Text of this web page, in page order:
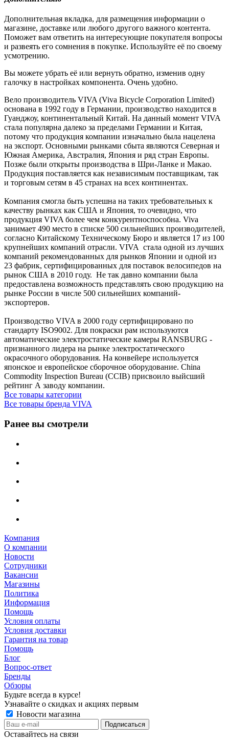
Дополнительная вкладка, для размещения информации о
магазине, доставке или любого другого важного контента.
Поможет вам ответить на интересующие покупателя вопросы
и развеять его сомнения в покупке. Используйте её по своему
усмотрению.
Вы можете убрать её или вернуть обратно, изменив одну
галочку в настройках компонента. Очень удобно.
Вело производитель VIVA (Viva Bicycle Corporation Limited)
основана в 1992 году в Германии, производство находится в
Гуанджоу, континентальный Китай. На данный момент VIVA
стала популярна далеко за пределами Германии и Китая,
потому что продукция компании изначально была нацелена
на экспорт. Основными рынками сбыта являются Северная и
Южная Америка, Австралия, Япония и ряд стран Европы.
Позже были открыты производства в Шри-Ланке и Макао.
Продукция поставляется как независимым поставщикам, так
и торговым сетям в 45 странах на всех континентах.
Компания смогла быть успешна на таких требовательных к
качеству рынках как США и Япония, то очевидно, что
продукция VIVA более чем конкурентноспособна. Viva
занимает 490 место в списке 500 сильнейших производителей,
согласно Китайскому Техническому Бюро и является 17 из 100
крупнейших компаний отрасли. VIVA стала одной из лучших
компаний рекомендованных для рынков Японии и одной из
23 фабрик, сертифицированных для поставок велосипедов на
рынок США в 2010 году. Не так давно компании была
предоставлена возможность представлять свою продукцию на
рынке России в числе 500 сильнейших компаний-
экспортеров.
Производство VIVA в 2000 году сертифицировано по
стандарту ISO9002. Для покраски рам используются
автоматические электростатические камеры RANSBURG -
признанного лидера на рынке электростатического
окрасочного оборудования. На конвейере используется
японское и европейское сборочное оборудование. China
Commodity Inspection Bureau (CCIB) присвоило выйсший
рейтинг А заводу компании.
Все товары категории
Все товары бренда VIVA
Ранее вы смотрели
Компания
О компании
Новости
Сотрудники
Вакансии
Магазины
Политика
Информация
Помощь
Условия оплаты
Условия доставки
Гарантия на товар
Помощь
Блог
Вопрос-ответ
Бренды
Обзоры
Будьте всегда в курсе!
Узнавайте о скидках и акциях первым
Новости магазина
Оставайтесь на связи